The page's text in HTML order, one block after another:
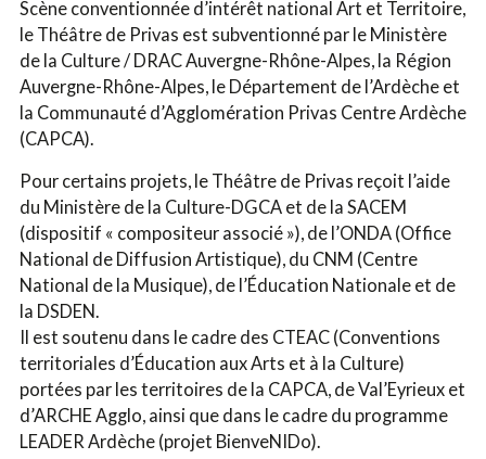
Scène conventionnée d’intérêt national Art et Territoire,
le Théâtre de Privas est subventionné par le Ministère
de la Culture / DRAC Auvergne-Rhône-Alpes, la Région
Auvergne-Rhône-Alpes, le Département de l’Ardèche et
la Communauté d’Agglomération Privas Centre Ardèche
(CAPCA).
Pour certains projets, le Théâtre de Privas reçoit l’aide
du Ministère de la Culture-DGCA et de la SACEM
(dispositif « compositeur associé »), de l’ONDA (Office
National de Diffusion Artistique), du CNM (Centre
National de la Musique), de l’Éducation Nationale et de
la DSDEN.
Il est soutenu dans le cadre des CTEAC (Conventions
territoriales d’Éducation aux Arts et à la Culture)
portées par les territoires de la CAPCA, de Val’Eyrieux et
d’ARCHE Agglo, ainsi que dans le cadre du programme
LEADER Ardèche (projet BienveNIDo).